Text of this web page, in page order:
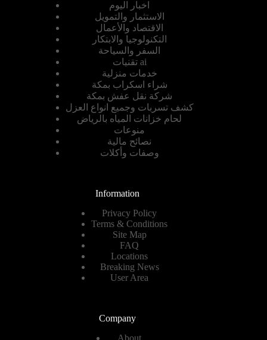
اخبار اليوم
الاستثمار والتمويل
الاقتصاد والأعمال
التكنولوجيا والابتكار
السفر والسياحة
تقنيات ai
خدمات منزلية
شراء اسكراب بمكة
شركة نقل عفش بمكة
كشف تسربات وجميع انواع العزل
لحام خزانات المياه بالرياض
منوعات
نصائح مالية
وصفات وأكلات
Information
Privacy Policy
Terms & Conditions
Site Map
FAQ
Locations
Breaking News
User Area
Company
About